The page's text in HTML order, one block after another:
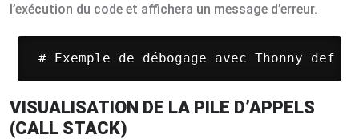
l’exécution du code et affichera un message d’erreur.
# Exemple de débogage avec
VISUALISATION DE LA PILE D’APPELS
(CALL STACK)